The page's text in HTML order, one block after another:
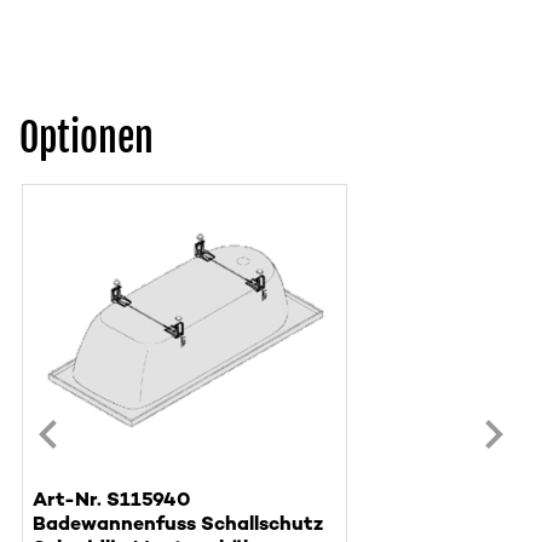
Optionen
Art-Nr. S115940
Badewannenfuss Schallschutz